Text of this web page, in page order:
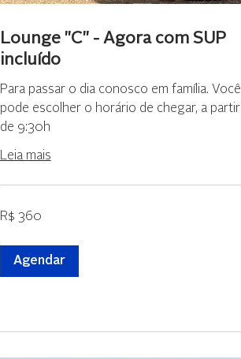
Lounge "C" - Agora com SUP
incluído
Para passar o dia conosco em família. Você
pode escolher o horário de chegar, a partir
de 9:30h
Leia mais
Reais
R$ 360
Agendar